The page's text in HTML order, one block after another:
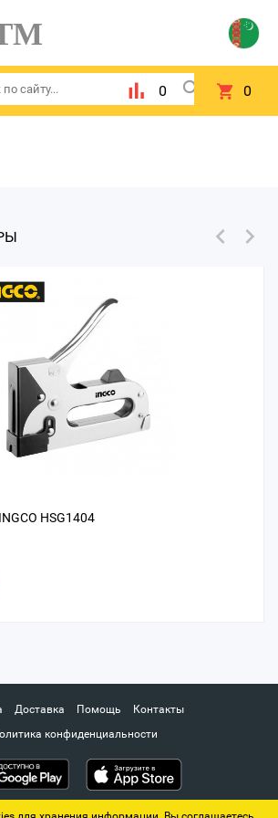
0 0
HSG1404
Доставка Помощь
Контакты
конфиденциальности